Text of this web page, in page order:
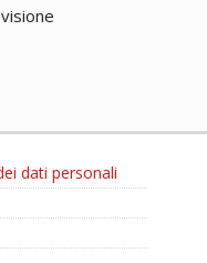
dati personali